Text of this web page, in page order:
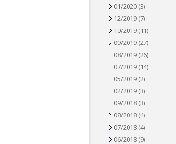
01/2020 (3)
12/2019 (7)
10/2019 (11)
09/2019 (27)
08/2019 (26)
07/2019 (14)
05/2019 (2)
02/2019 (3)
09/2018 (3)
08/2018 (4)
07/2018 (4)
06/2018 (9)